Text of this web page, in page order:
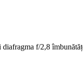
f/2,8